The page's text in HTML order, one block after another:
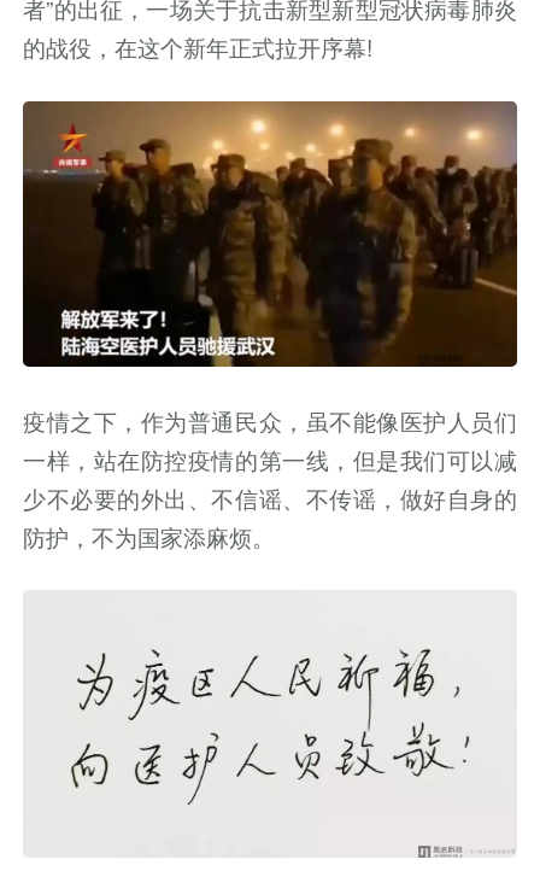
者”的出征，一场关于抗击新型新型冠状病毒肺炎
的战役，在这个新年正式拉开序幕!
疫情之下，作为普通民众，虽不能像医护人员们
一样，站在防控疫情的第一线，但是我们可以减
少不必要的外出、不信谣、不传谣，做好自身的
防护，不为国家添麻烦。